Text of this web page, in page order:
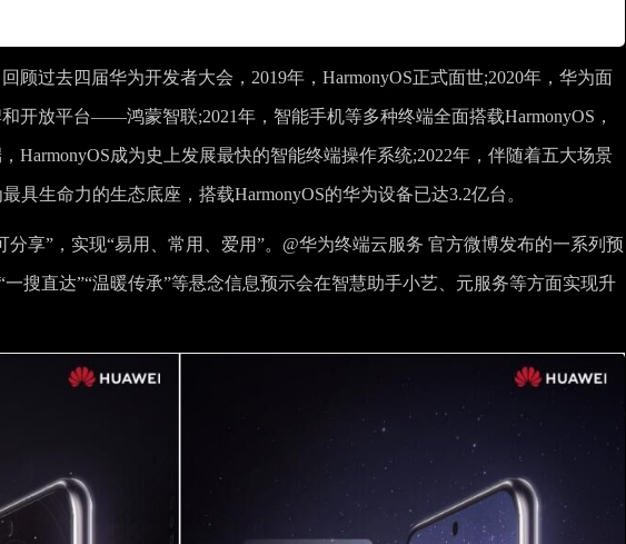
顾过去四届华为开发者大会，2019年，HarmonyOS正式面世;2020年，华为面
开放平台——鸿蒙智联;2021年，智能手机等多种终端全面搭载HarmonyOS，
HarmonyOS成为史上发展最快的智能终端操作系统;2022年，伴随着五大场景
具生命力的生态底座，搭载HarmonyOS的华为设备已达3.2亿台。
享”，实现“易用、常用、爱用”。@华为终端云服务 官方微博发布的一系列预
一搜直达”“温暖传承”等悬念信息预示会在智慧助手小艺、元服务等方面实现升